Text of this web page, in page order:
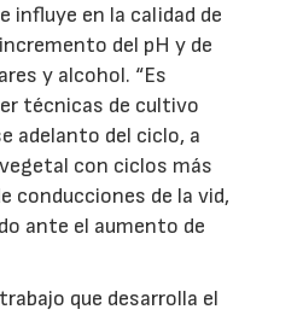
influye en la calidad de
del pH y de
y alcohol. “Es
técnicas de cultivo
adelanto del ciclo, a
con ciclos más
conducciones de la vid,
ante el aumento de
que desarrolla el